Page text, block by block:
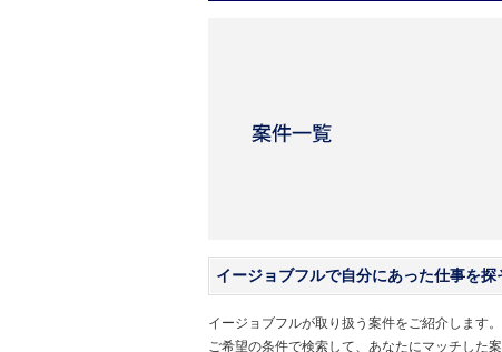
イージョブフルで自分にあった仕事を探
イージョブフルが取り扱う案件をご紹介します。
ご希望の条件で検索して、あなたにマッチした